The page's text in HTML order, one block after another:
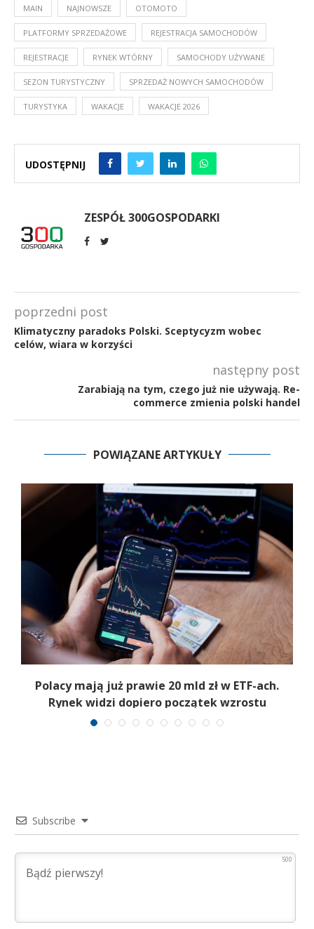
MAIN NAJNOWSZE OTOMOTO
PLATFORMY SPRZEDAŻOWE REJESTRACJA SAMOCHODÓW
REJESTRACJE RYNEK WTÓRNY SAMOCHODY UŻYWANE
SEZON TURYSTYCZNY SPRZEDAŻ NOWYCH SAMOCHODÓW
TURYSTYKA WAKACJE WAKACJE 2026
UDOSTĘPNIJ
ZESPÓŁ 300GOSPODARKI
poprzedni post
Klimatyczny paradoks Polski. Sceptycyzm wobec
celów, wiara w korzyści
następny post
Zarabiają na tym, czego już nie używają. Re-
commerce zmienia polski handel
POWIĄZANE ARTYKUŁY
Polacy mają już prawie 20 mld zł w ETF-ach.
Rynek widzi dopiero początek wzrostu
Subscribe
500